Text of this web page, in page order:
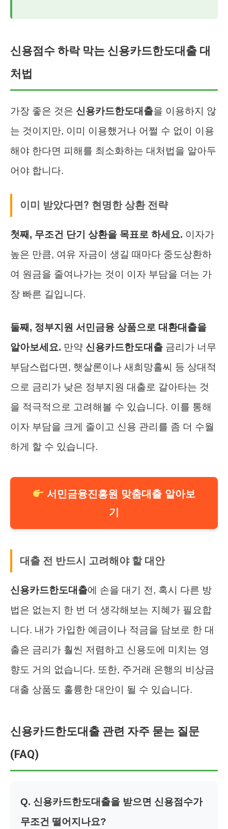
신용점수 하락 막는 신용카드한도대출 대
처법
가장 좋은 것은 신용카드한도대출을 이용하지 않
는 것이지만, 이미 이용했거나 어쩔 수 없이 이용
해야 한다면 피해를 최소화하는 대처법을 알아두
어야 합니다.
이미 받았다면? 현명한 상환 전략
첫째, 무조건 단기 상환을 목표로 하세요. 이자가
높은 만큼, 여유 자금이 생길 때마다 중도상환하
여 원금을 줄여나가는 것이 이자 부담을 더는 가
장 빠른 길입니다.
둘째, 정부지원 서민금융 상품으로 대환대출을
알아보세요. 만약 신용카드한도대출 금리가 너무
부담스럽다면, 햇살론이나 새희망홀씨 등 상대적
으로 금리가 낮은 정부지원 대출로 갈아타는 것
을 적극적으로 고려해볼 수 있습니다. 이를 통해
이자 부담을 크게 줄이고 신용 관리를 좀 더 수월
하게 할 수 있습니다.
서민금융진흥원 맞춤대출 알아보
기
대출 전 반드시 고려해야 할 대안
신용카드한도대출에 손을 대기 전, 혹시 다른 방
법은 없는지 한 번 더 생각해보는 지혜가 필요합
니다. 내가 가입한 예금이나 적금을 담보로 한 대
출은 금리가 훨씬 저렴하고 신용도에 미치는 영
향도 거의 없습니다. 또한, 주거래 은행의 비상금
대출 상품도 훌륭한 대안이 될 수 있습니다.
신용카드한도대출 관련 자주 묻는 질문
(FAQ)
Q. 신용카드한도대출을 받으면 신용점수가
무조건 떨어지나요?